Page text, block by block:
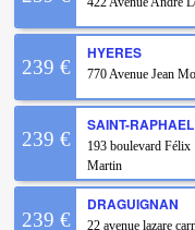
239 €
HYERES
770 Avenue Jean
239 €
SAINT-RAPHAEL
193 boulevard Félix
Martin
239 €
DRAGUIGNAN
22 avenue lazare